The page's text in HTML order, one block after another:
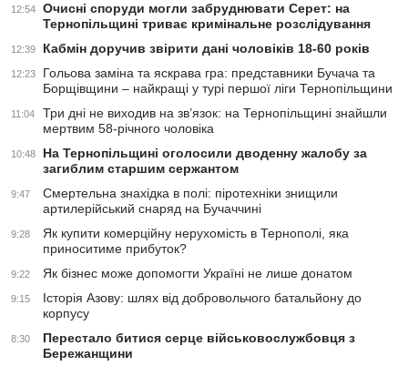
12:54
Очисні споруди могли забруднювати Серет: на
Тернопільщині триває кримінальне розслідування
12:39 Кабмін доручив звірити дані чоловіків 18-60 років
12:23
Гольова заміна та яскрава гра: представники Бучача та
Борщівщини – найкращі у турі першої ліги Тернопільщини
11:04
Три дні не виходив на зв’язок: на Тернопільщині знайшли
мертвим 58-річного чоловіка
10:48
На Тернопільщині оголосили дводенну жалобу за
загиблим старшим сержантом
9:47
Смертельна знахідка в полі: піротехніки знищили
артилерійський снаряд на Бучаччині
9:28
Як купити комерційну нерухомість в Тернополі, яка
приноситиме прибуток?
9:22 Як бізнес може допомогти Україні не лише донатом
9:15
Історія Азову: шлях від добровольчого батальйону до
корпусу
8:30
Перестало битися серце військовослужбовця з
Бережанщини